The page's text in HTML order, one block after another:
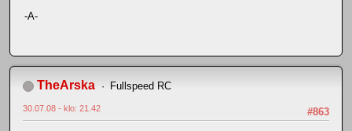
-A-
TheArska Fullspeed RC
#863
30.07.08 - klo: 21.42